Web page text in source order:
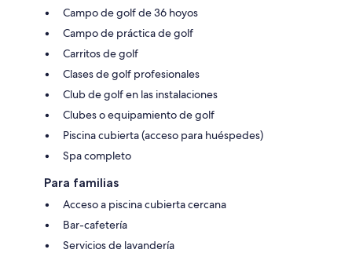
Campo de golf de 36 hoyos
Campo de práctica de golf
Carritos de golf
Clases de golf profesionales
Club de golf en las instalaciones
Clubes o equipamiento de golf
Piscina cubierta (acceso para huéspedes)
Spa completo
Para familias
Acceso a piscina cubierta cercana
Bar-cafetería
Servicios de lavandería